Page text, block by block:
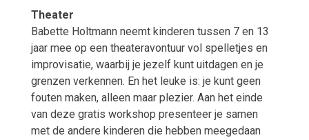
Theater
Babette Holtmann neemt kinderen tussen 7 en 13
jaar mee op een theateravontuur vol spelletjes en
improvisatie, waarbij je jezelf kunt uitdagen en je
grenzen verkennen. En het leuke is: je kunt geen
fouten maken, alleen maar plezier. Aan het einde
van deze gratis workshop presenteer je samen
met de andere kinderen die hebben meegedaan